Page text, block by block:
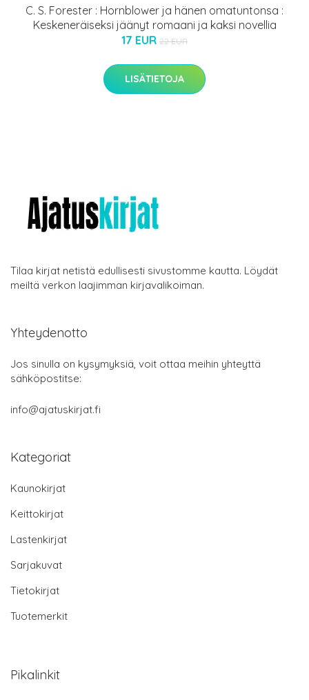
C. S. Forester : Hornblower ja hänen omatuntonsa :
Keskeneräiseksi jäänyt romaani ja kaksi novellia
17 EUR 22 EUR
LISÄTIETOJA
Tilaa kirjat netistä edullisesti sivustomme kautta. Löydät
meiltä verkon laajimman kirjavalikoiman.
Yhteydenotto
Jos sinulla on kysymyksiä, voit ottaa meihin yhteyttä
sähköpostitse:
info@ajatuskirjat.fi
Kategoriat
Kaunokirjat
Keittokirjat
Lastenkirjat
Sarjakuvat
Tietokirjat
Tuotemerkit
Pikalinkit